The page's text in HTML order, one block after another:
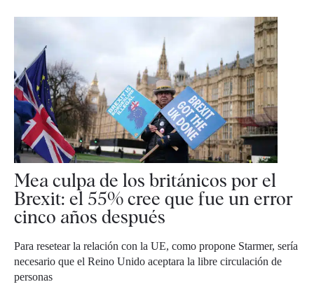
Mea culpa de los británicos por el
Brexit: el 55% cree que fue un error
cinco años después
Para resetear la relación con la UE, como propone Starmer, sería
necesario que el Reino Unido aceptara la libre circulación de
personas